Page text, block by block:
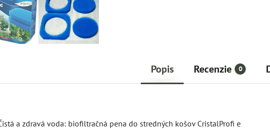
Popis Recenzie 0
a zdravá voda: biofiltračná pena do stredných košov CristalProfi e